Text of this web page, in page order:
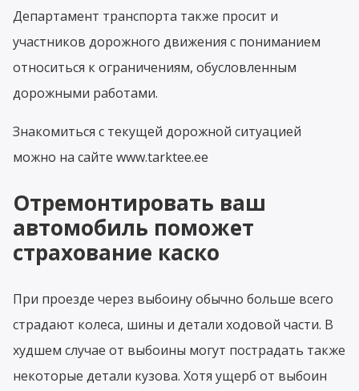
Департамент транспорта также просит и
участников дорожного движения с пониманием
относиться к ограничениям, обусловленным
дорожными работами.
Знакомиться с текущей дорожной ситуацией
можно на сайте www.tarktee.ee
Отремонтировать ваш
автомобиль поможет
страхование каско
При проезде через выбоину обычно больше всего
страдают колеса, шины и детали ходовой части. В
худшем случае от выбоины могут пострадать также
некоторые детали кузова. Хотя ущерб от выбоин